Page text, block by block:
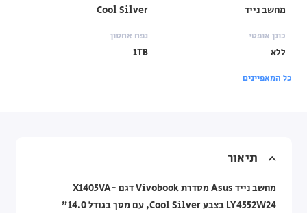
מחשב נייד Cool Silver
כונן אופטי
ללא
נפח אחסון
1TB
כל המאפיינים
תיאור
מחשב נייד Asus מסדרת Vivobook דגם X1405VA-
LY4552W24 בצבע Cool Silver, עם מסך בגודל 14.0"